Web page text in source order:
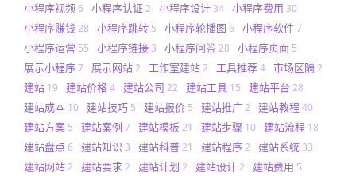
小程序视频6 小程序认证2 小程序设计 34 小程序费用 30
小程序赚钱28 小程序跳转 5 小程序轮播图 6 小程序软件7
小程序运营 55 小程序链接 3 小程序问答28 小程序页面 5
展示小程序7 展示网站2 工作室建站2 工具推荐4 市场区隔2
建站 19 建站价格4 建站公司 22 建站工具 15 建站平台 28
建站成本 10 建站技巧 5 建站报价 5 建站推广2 建站教程40
建站方案 5 建站案例 7 建站模板 21 建站步骤 10 建站流程 18
建站盘点 6 建站知识 3 建站科普21 建站程序2 建站系统 33
建站网站2 建站要求2 建站计划 2 建站设计2 建站费用 5